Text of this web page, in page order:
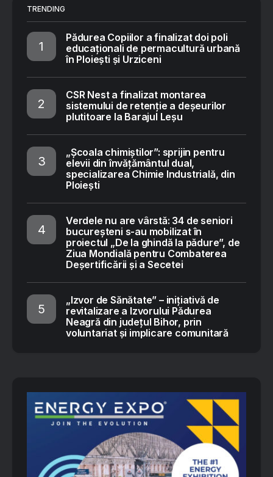
TRENDING
Pădurea Copiilor a finalizat doi poli
educaționali de permacultură urbană
în Ploiești și Urziceni
CSR Nest a finalizat montarea
sistemului de retenție a deșeurilor
plutitoare la Barajul Leșu
„Școala chimiștilor”: sprijin pentru
elevii din învățământul dual,
specializarea Chimie Industrială, din
Ploiești
Verdele nu are vârstă: 34 de seniori
bucureșteni s-au mobilizat în
proiectul „De la ghindă la pădure”, de
Ziua Mondială pentru Combaterea
Deșertificării și a Secetei
„Izvor de Sănătate” – inițiativă de
revitalizare a Izvorului Pădurea
Neagră din județul Bihor, prin
voluntariat și implicare comunitară